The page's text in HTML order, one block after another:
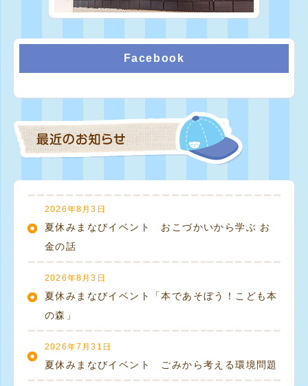
Facebook
2026年8月3日
夏休みまなびイベント おこづかいから学ぶ お
金の話
2026年8月3日
夏休みまなびイベント「本であそぼう！こども本
の森」
2026年7月31日
夏休みまなびイベント ごみから考える環境問題